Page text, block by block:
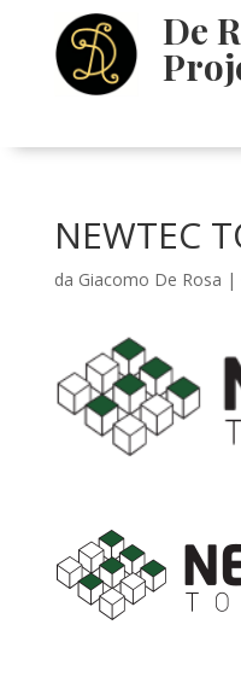
De
NEWTEC
da Giacomo De Rosa |